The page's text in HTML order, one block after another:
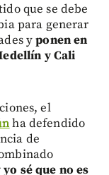
que se debe
para generar
yponen en
y Cali
el
ha defendido
de
sé que no es